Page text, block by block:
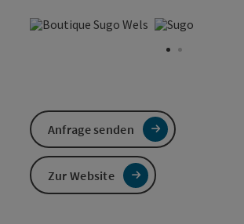
Anfrage senden
Zur Website